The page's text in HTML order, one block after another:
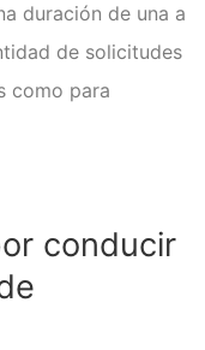
duración de una a
de solicitudes
como para
conducir